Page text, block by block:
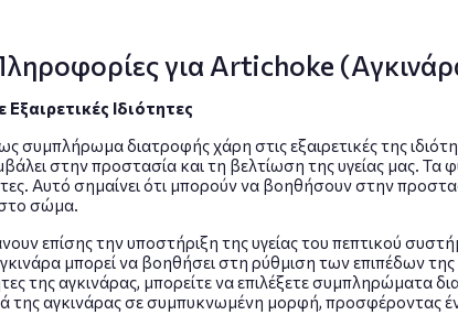
για Artichoke
Ιδιότητες
συμπλήρωμα διατροφής χάρη στις εξαιρετικές της
στην προστασία και τη βελτίωση της υγείας μας. Τα
Αυτό σημαίνει ότι μπορούν να βοηθήσουν στην
σώμα.
επίσης την υποστήριξη της υγείας του πεπτικού
μπορεί να βοηθήσει στη ρύθμιση των επιπέδων
της αγκινάρας, μπορείτε να επιλέξετε συμπληρώματα
αγκινάρας σε συμπυκνωμένη μορφή, προσφέροντας